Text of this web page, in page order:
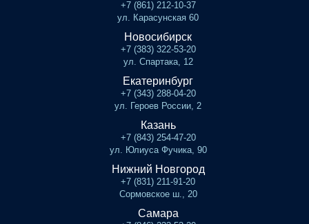
+7 (861) 212-10-37
ул. Карасунская 60
Новосибирск
+7 (383) 322-53-20
ул. Спартака, 12
Екатеринбург
+7 (343) 288-04-20
ул. Героев России, 2
Казань
+7 (843) 254-47-20
ул. Юлиуса Фучика, 90
Нижний Новгород
+7 (831) 211-91-20
Сормовское ш., 20
Самара